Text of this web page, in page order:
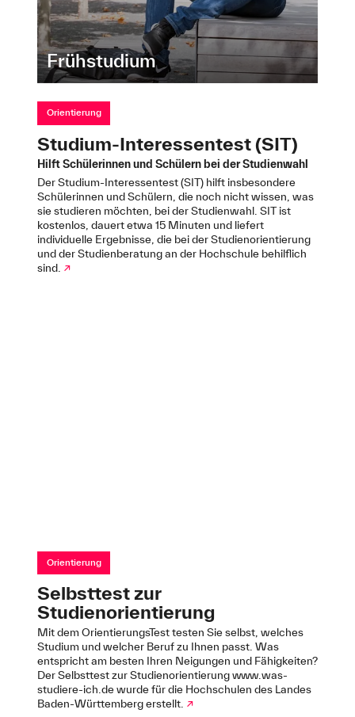
Frühstudium
Orientierung
Studium-Interessentest (SIT)
Hilft Schülerinnen und Schülern bei der Studienwahl
Der Studium-Interessentest (SIT) hilft insbesondere
Schülerinnen und Schülern, die noch nicht wissen, was
sie studieren möchten, bei der Studienwahl. SIT ist
kostenlos, dauert etwa 15 Minuten und liefert
individuelle Ergebnisse, die bei der Studienorientierung
und der Studienberatung an der Hochschule behilflich
sind. ↗
Orientierung
Selbsttest zur
Studienorientierung
Mit dem OrientierungsTest testen Sie selbst, welches
Studium und welcher Beruf zu Ihnen passt. Was
entspricht am besten Ihren Neigungen und Fähigkeiten?
Der Selbsttest zur Studienorientierung www.was-
studiere-ich.de wurde für die Hochschulen des Landes
Baden-Württemberg erstellt. ↗